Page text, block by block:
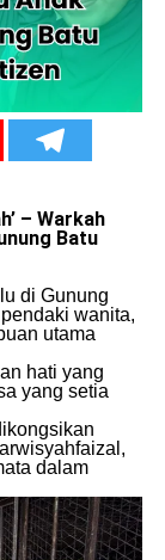
– Warkah
Batu
di Gunung
wanita,
utama
hati yang
yang setia
dalam